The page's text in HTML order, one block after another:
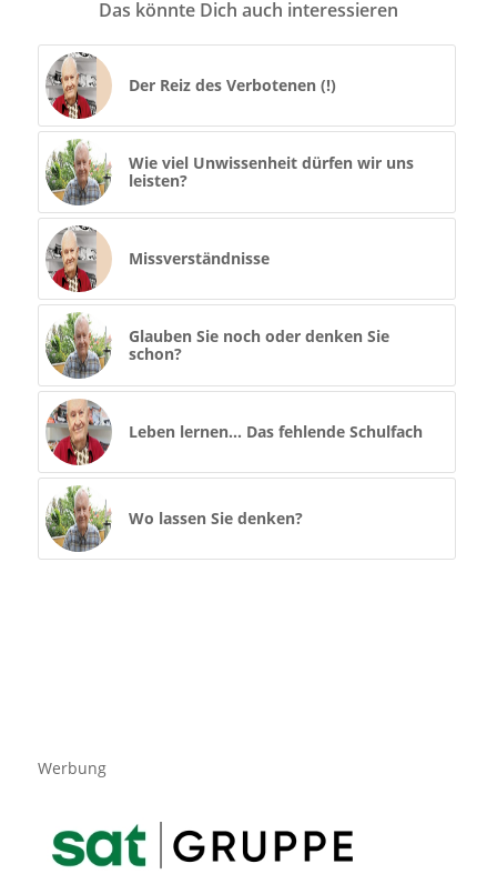
Das könnte Dich auch interessieren
Der Reiz des Verbotenen (!)
Wie viel Unwissenheit dürfen wir uns
leisten?
Missverständnisse
Glauben Sie noch oder denken Sie
schon?
Leben lernen… Das fehlende Schulfach
Wo lassen Sie denken?
Werbung